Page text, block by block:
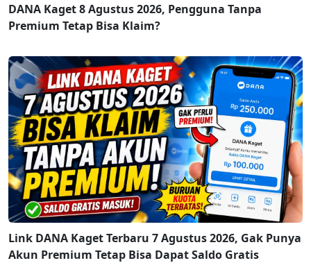
DANA Kaget 8 Agustus 2026, Pengguna Tanpa
Premium Tetap Bisa Klaim?
Link DANA Kaget Terbaru 7 Agustus 2026, Gak Punya
Akun Premium Tetap Bisa Dapat Saldo Gratis